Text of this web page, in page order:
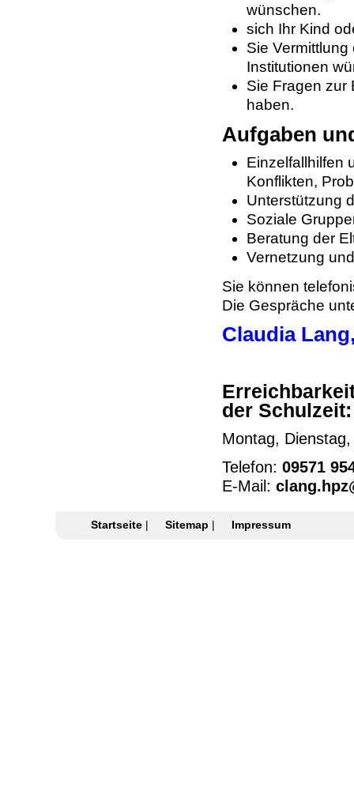
wünschen.
sich Ihr Kind
Sie
Institutionen
Sie Fragen zur
haben.
Aufgaben
Einzelfallhilfen
Konflikten,
Unterstützung
Soziale
Beratung der
Vernetzung
Sie können
Die Gespräche
Claudia
der Schulzeit:
Montag,
Telefon: 09571
E-Mail:
Startseite| Sitemap | Impressum